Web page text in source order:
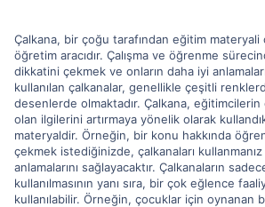
Çalkana, bir çoğu tarafından eğitim materyali
öğretim aracıdır. Çalışma ve öğrenme
dikkatini çekmek ve onların daha iyi
kullanılan çalkanalar, genellikle çeşitli
desenlerde olmaktadır. Çalkana,
olan ilgilerini artırmaya yönelik olarak
materyaldir. Örneğin, bir konu hakkında
çekmek istediğinizde, çalkanaları
anlamalarını sağlayacaktır. Çalkanaların
kullanılmasının yanı sıra, bir çok eğlence
kullanılabilir. Örneğin, çocuklar için oynanan